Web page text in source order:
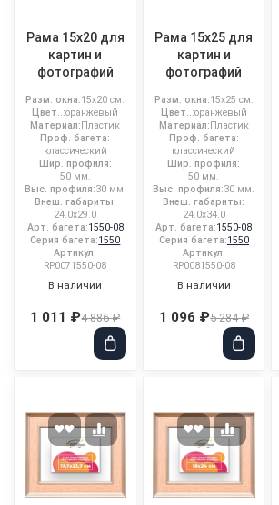
Рама 15x20 для
картин и
фотографий
Разм. окна:15x20 см.
Цвет..:оранжевый
Материал:Пластик
Проф. багета:
классический
Шир. профиля:
50 мм.
Выс. профиля:30 мм.
Внеш. габариты:
24.0x29.0
Арт. багета:1550-08
Серия багета:1550
Артикул:
RP0071550-08
В наличии
1 011 ₽4 886 ₽
Рама 15x25 для
картин и
фотографий
Разм. окна:15x25 см.
Цвет..:оранжевый
Материал:Пластик
Проф. багета:
классический
Шир. профиля:
50 мм.
Выс. профиля:30 мм.
Внеш. габариты:
24.0x34.0
Арт. багета:1550-08
Серия багета:1550
Артикул:
RP0081550-08
В наличии
1 096 ₽5 284 ₽